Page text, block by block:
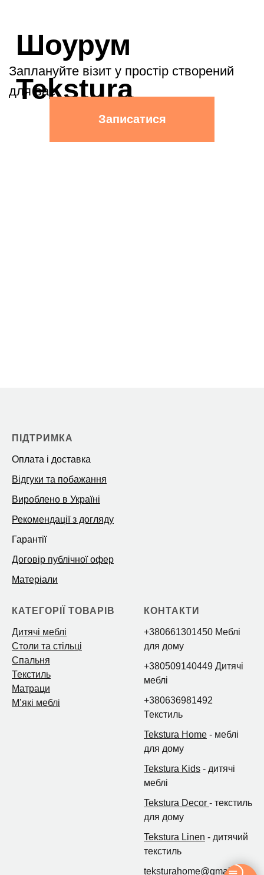
ПІДТРИМКА
Оплата і доставка
Відгуки та побажання
Вироблено в Україні
Рекомендації з догляду
Гарантії
Договір публічної офер
Матеріали
КАТЕГОРІЇ ТОВАРІВ
Дитячі меблі
Столи та стільці
Спальня
Текстиль
Матраци
Мʼякі меблі
КОНТАКТИ
+380661301450 Меблі
для дому
+380509140449 Дитячі
меблі
+380636981492
Текстиль
Tekstura Home - меблі
для дому
Tekstura Kids - дитячі
меблі
Tekstura Decor - текстиль
для дому
Tekstura Linen - дитячий
текстиль
teksturahome@gmail.com